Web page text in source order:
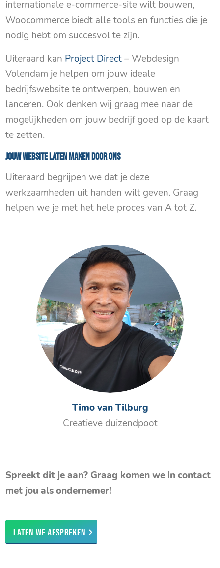
internationale e-commerce-site wilt bouwen,
Woocommerce biedt alle tools en functies die je
nodig hebt om succesvol te zijn.
Uiteraard kan Project Direct– Webdesign
Volendam je helpen om jouw ideale
bedrijfswebsite te ontwerpen, bouwen en
lanceren. Ook denken wij graag mee naar de
mogelijkheden om jouw bedrijf goed op de kaart
te zetten.
Jouw website laten maken door ons
Uiteraard begrijpen we dat je deze
werkzaamheden uit handen wilt geven. Graag
helpen we je met het hele proces van A tot Z.
Timo van Tilburg
Creatieve duizendpoot
Spreekt dit je aan? Graag komen we in contact
met jou als ondernemer!
Laten we afspreken